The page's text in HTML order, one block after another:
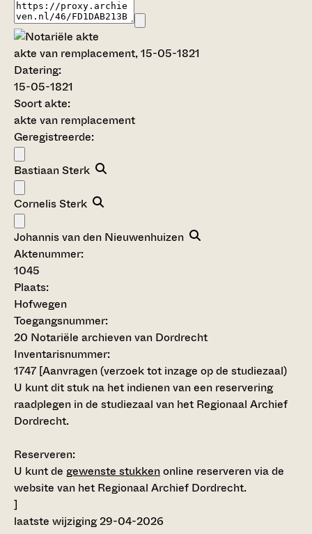
akte van remplacement, 15-05-1821
Datering:
15-05-1821
Soort akte:
akte van remplacement
Geregistreerde:
Bastiaan Sterk
Cornelis Sterk
Johannis van den Nieuwenhuizen
Aktenummer:
1045
Plaats:
Hofwegen
Toegangsnummer:
20 Notariële archieven van Dordrecht
Inventarisnummer:
1747 [Aanvragen (verzoek tot inzage op de studiezaal)
U kunt dit stuk na het indienen van een reservering
raadplegen in de studiezaal van het Regionaal Archief
Dordrecht.
Reserveren:
U kunt de gewenste stukkenonline reserveren via de
website van het Regionaal Archief Dordrecht.
]
laatste wijziging 29-04-2026